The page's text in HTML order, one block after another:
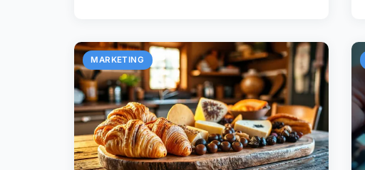
MARKETING